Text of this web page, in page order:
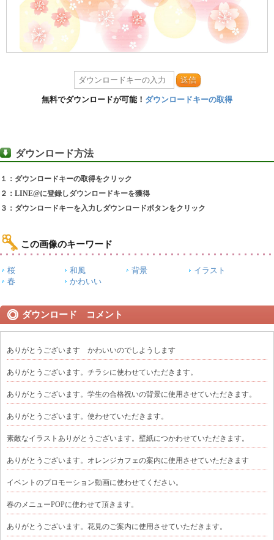
送信
無料でダウンロードが可能！ ダウンロードキーの取得
ダウンロード方法
１：ダウンロードキーの取得をクリック
２：LINE@に登録しダウンロードキーを獲得
３：ダウンロードキーを入力しダウンロードボタンをクリック
この画像のキーワード
桜 和風 背景
イラスト
春
かわいい
ダウンロード コメント
ありがとうございます かわいいのでしようします
ありがとうございます。チラシに使わせていただきます。
ありがとうございます。学生の合格祝いの背景に使用させていただきます。
ありがとうございます。使わせていただきます。
素敵なイラストありがとうございます。壁紙につかわせていただきます。
ありがとうございます。オレンジカフェの案内に使用させていただきます
イベントのプロモーション動画に使わせてください。
春のメニューPOPに使わせて頂きます。
ありがとうございます。花見のご案内に使用させていただきます。